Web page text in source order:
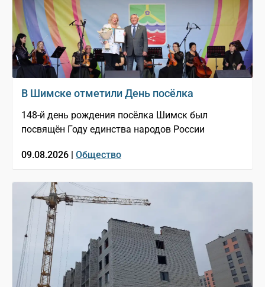
В Шимске отметили День посёлка
148-й день рождения посёлка Шимск был
посвящён Году единства народов России
09.08.2026 | Общество